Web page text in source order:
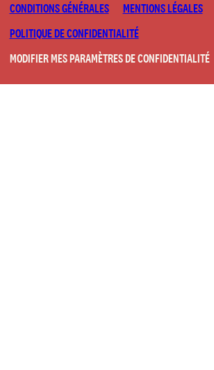
CONDITIONS GÉNÉRALES
MENTIONS LÉGALES
POLITIQUE DE CONFIDENTIALITÉ
MODIFIER MES PARAMÈTRES DE CONFIDENTIALITÉ